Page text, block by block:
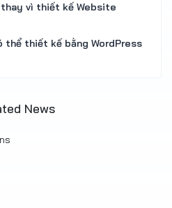
vì thiết kế Website
thể thiết kế bằng WordPress
News